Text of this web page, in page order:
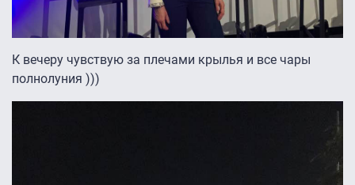
К вечеру чувствую за плечами крылья и все чары
полнолуния )))